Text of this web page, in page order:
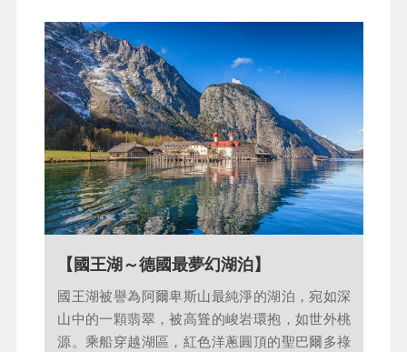
【深入地底的探險～鹽礦體驗】
阿爾卑斯山區有著最古老的採鹽文化，造就繁榮
的「白色黃金」歲月。換上礦工服、搭乘礦坑小
火車深入地底，穿越幽暗坑道與鹽湖秘境，滑下
【國王湖～德國最夢幻湖泊】
國王湖被譽為阿爾卑斯山最純淨的湖泊，宛如深
山中的一顆翡翠，被高聳的峻岩環抱，如世外桃
源。乘船穿越湖區，紅色洋蔥圓頂的聖巴爾多祿